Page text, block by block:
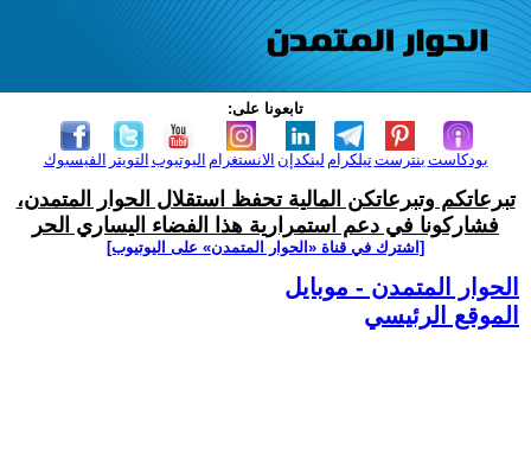
تابعونا على:
الفيسبوك التويتر اليوتيوب الانستغرام لينكدإن تيلكرامبنترست بودكاست
تبرعاتكم وتبرعاتكن المالية تحفظ استقلال الحوار المتمدن،
فشاركونا في دعم استمرارية هذا الفضاء اليساري الحر
[اشترك في قناة ‫«الحوار المتمدن» على اليوتيوب]
الحوار المتمدن - موبايل
الموقع الرئيسي